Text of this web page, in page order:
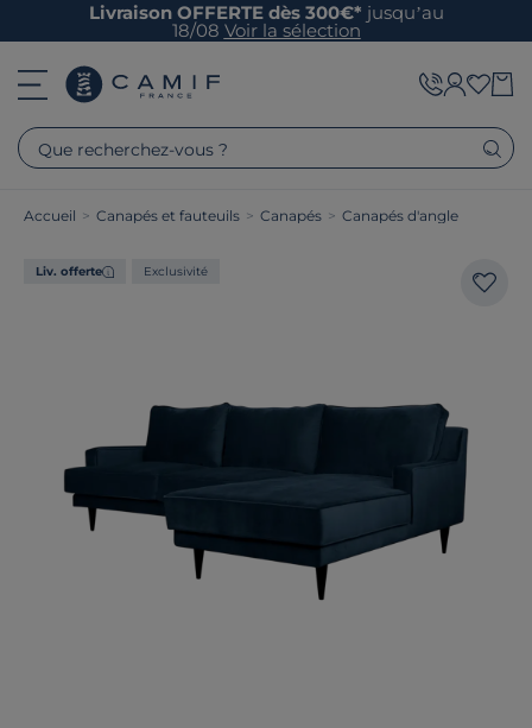
Livraison OFFERTE dès 300€* jusqu’au
18/08 Voir la sélection
Que recherchez-vous ?
Accueil > Canapés et fauteuils > Canapés > Canapés d'angle
Liv. offerte Exclusivité